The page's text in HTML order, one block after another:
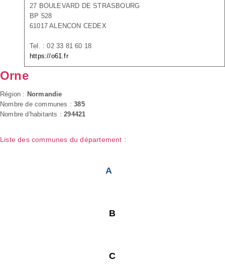
27 BOULEVARD DE STRASBOURG
BP 528
61017 ALENCON CEDEX
Tel. : 02 33 81 60 18
https://o61.fr
Orne
Région : Normandie
Nombre de communes :385
Nombre d'habitants :294421
Liste des communes du département :
A
B
C